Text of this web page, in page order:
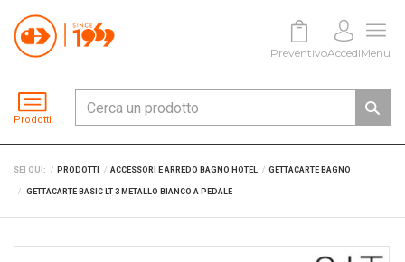
Prodotti
PreventivoAccediMenu
SEI QUI: PRODOTTI ACCESSORI E ARREDO BAGNO HOTEL GETTACARTE BAGNO
GETTACARTE BASIC LT 3 METALLO BIANCO A PEDALE